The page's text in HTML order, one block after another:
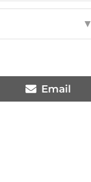
▼
Email